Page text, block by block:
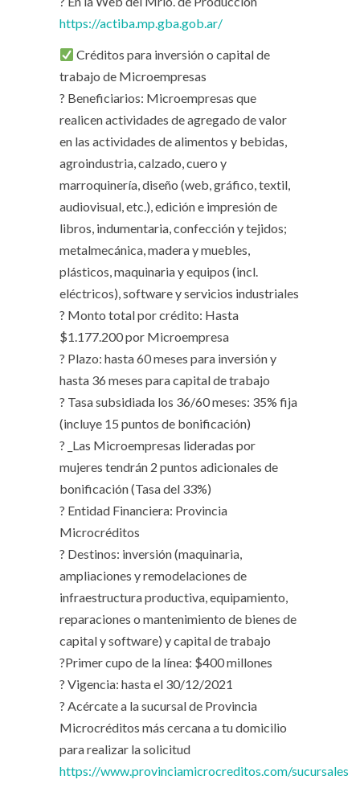
https://actiba.mp.gba.gob.ar/
Créditos para inversión o capital de
trabajo de Microempresas
? Beneficiarios: Microempresas que
realicen actividades de agregado de valor
en las actividades de alimentos y bebidas,
agroindustria, calzado, cuero y
marroquinería, diseño (web, gráfico, textil,
audiovisual, etc.), edición e impresión de
libros, indumentaria, confección y tejidos;
metalmecánica, madera y muebles,
plásticos, maquinaria y equipos (incl.
eléctricos), software y servicios industriales
? Monto total por crédito: Hasta
$1.177.200 por Microempresa
? Plazo: hasta 60 meses para inversión y
hasta 36 meses para capital de trabajo
? Tasa subsidiada los 36/60 meses: 35% fija
(incluye 15 puntos de bonificación)
? _Las Microempresas lideradas por
mujeres tendrán 2 puntos adicionales de
bonificación (Tasa del 33%)
? Entidad Financiera: Provincia
Microcréditos
? Destinos: inversión (maquinaria,
ampliaciones y remodelaciones de
infraestructura productiva, equipamiento,
reparaciones o mantenimiento de bienes de
capital y software) y capital de trabajo
?Primer cupo de la línea: $400 millones
? Vigencia: hasta el 30/12/2021
? Acércate a la sucursal de Provincia
Microcréditos más cercana a tu domicilio
para realizar la solicitud
https://www.provinciamicrocreditos.com/sucursales